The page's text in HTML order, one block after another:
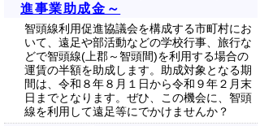
進事業助成金～
智頭線利用促進協議会を構成する市町村にお
いて、遠足や部活動などの学校行事、旅行な
どで智頭線(上郡～智頭間)を利用する場合の
運賃の半額を助成します。助成対象となる期
間は、令和８年８月１日から令和９年２月末
日までとなります。ぜひ、この機会に、智頭
線を利用して遠足等にでかけませんか？